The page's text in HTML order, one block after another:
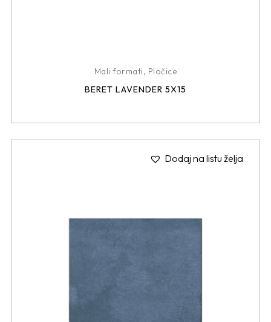
Mali formati, Pločice
BERET LAVENDER 5X15
Dodaj na listu želja